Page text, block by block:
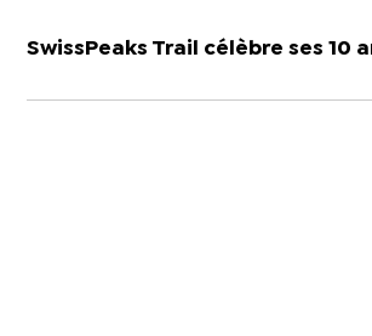
SwissPeaks Trail célèbre ses 10